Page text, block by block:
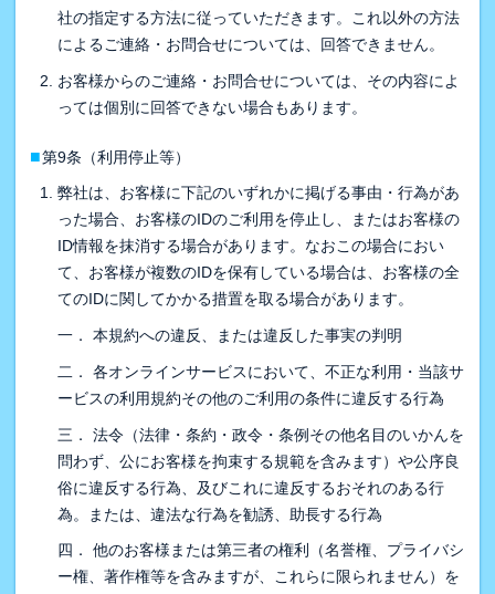
社の指定する方法に従っていただきます。これ以外の方法
によるご連絡・お問合せについては、回答できません。
お客様からのご連絡・お問合せについては、その内容によ
っては個別に回答できない場合もあります。
■第9条（利用停止等）
弊社は、お客様に下記のいずれかに掲げる事由・行為があ
った場合、お客様のIDのご利用を停止し、またはお客様の
ID情報を抹消する場合があります。なおこの場合におい
て、お客様が複数のIDを保有している場合は、お客様の全
てのIDに関してかかる措置を取る場合があります。
一． 本規約への違反、または違反した事実の判明
二． 各オンラインサービスにおいて、不正な利用・当該サ
ービスの利用規約その他のご利用の条件に違反する行為
三． 法令（法律・条約・政令・条例その他名目のいかんを
問わず、公にお客様を拘束する規範を含みます）や公序良
俗に違反する行為、及びこれに違反するおそれのある行
為。または、違法な行為を勧誘、助長する行為
四． 他のお客様または第三者の権利（名誉権、プライバシ
ー権、著作権等を含みますが、これらに限られません）を